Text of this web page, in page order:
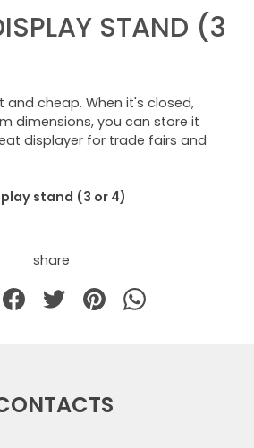
Sort by:
STAND (3
and cheap. When it's closed,
dimensions, you can store it
displayer for trade fairs and
stand (3 or 4)
share